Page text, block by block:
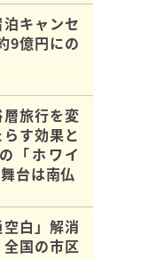
キャンセ
9億円にの
旅行を変
す効果と
「ホワイ
台は南仏
白」解消
国の市区